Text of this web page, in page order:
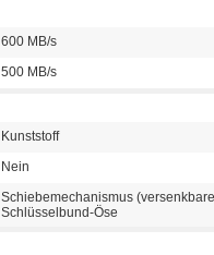
600 MB/s
500 MB/s
Kunststoff
Nein
Schiebemechanismus
Schlüsselbund-Öse